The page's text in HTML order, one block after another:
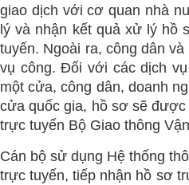
giao dịch với cơ quan nhà
lý và nhận kết quả xử lý hồ
tuyến. Ngoài ra, công dân
vụ công. Đối với các dịch
một cửa, công dân, doanh
cửa quốc gia, hồ sơ sẽ
trực tuyến Bộ Giao thông
Cán bộ sử dụng Hệ thống
trực tuyến, tiếp nhận hồ sơ